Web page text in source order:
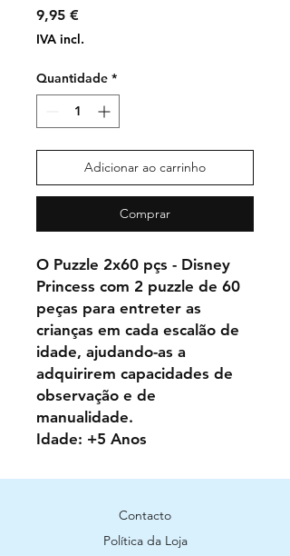
9,95 €Preço
IVA incl.
Quantidade *
Adicionar ao carrinho
Comprar
O Puzzle 2x60 pçs - Disney
Princess com 2 puzzle de 60
peças para entreter as
crianças em cada escalão de
idade, ajudando-as a
adquirirem capacidades de
observação e de
manualidade.
Idade: +5 Anos
Contacto
Política da Loja